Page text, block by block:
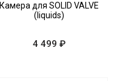
Камера для SOLID VALVE
(liquids)
4 499 ₽